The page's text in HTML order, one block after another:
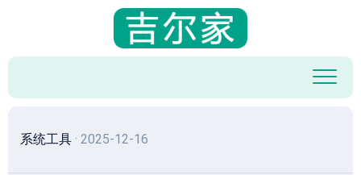
容
系统工具 · 2025-12-16